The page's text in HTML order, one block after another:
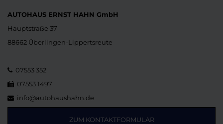
AUTOHAUS ERNST HAHN GmbH
Hauptstraße 37
88662 Überlingen-Lippertsreute
07553 352
07553 1497
info@autohaushahn.de
ZUM KONTAKTFORMULAR